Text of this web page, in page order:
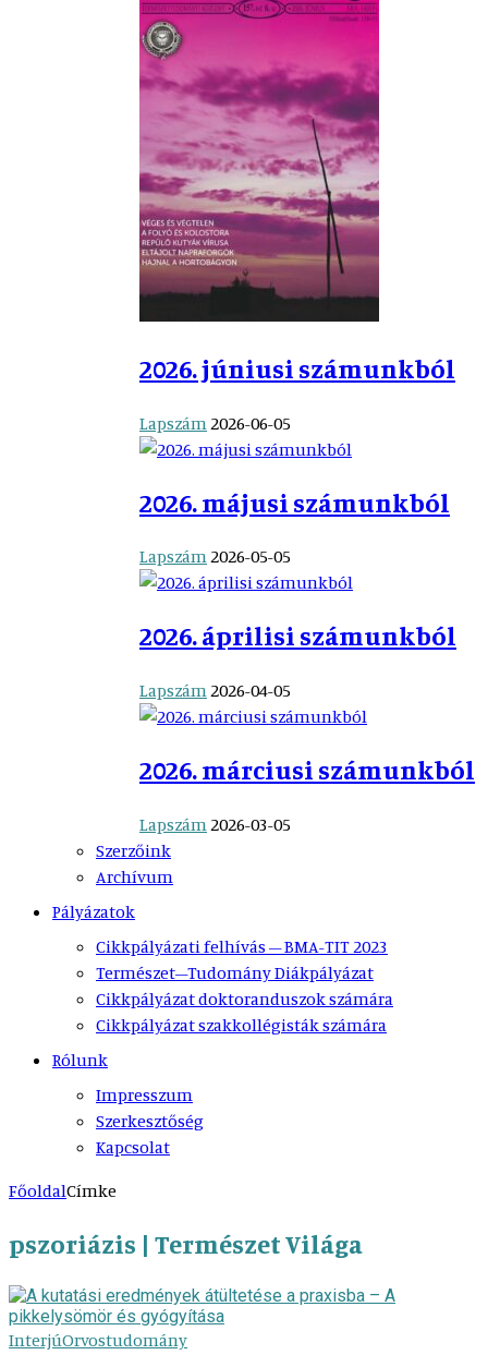
2026. júniusi számunkból
Lapszám 2026-06-05
2026. májusi számunkból
Lapszám2026-05-05
2026. áprilisi számunkból
Lapszám2026-04-05
2026. márciusi számunkból
Lapszám2026-03-05
Szerzőink
Archívum
Pályázatok
Cikkpályázati felhívás – BMA-TIT 2023
Természet–Tudomány Diákpályázat
Cikkpályázat doktoranduszok számára
Cikkpályázat szakkollégisták számára
Rólunk
Impresszum
Szerkesztőség
Kapcsolat
FőoldalCímke
pszoriázis | Természet Világa
InterjúOrvostudomány